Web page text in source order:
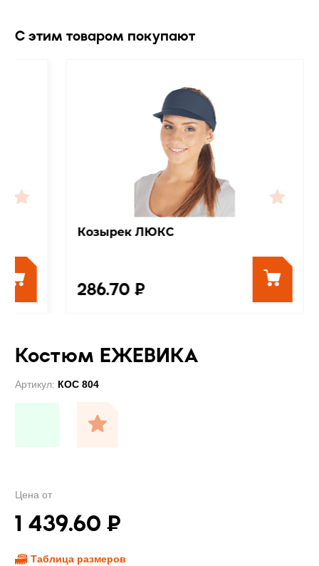
С этим товаром покупают
Козырек ЛЮКС
286.70 ₽
Костюм ЕЖЕВИКА
Артикул: КОС 804
Цена от
1 439.60 ₽
Таблица размеров